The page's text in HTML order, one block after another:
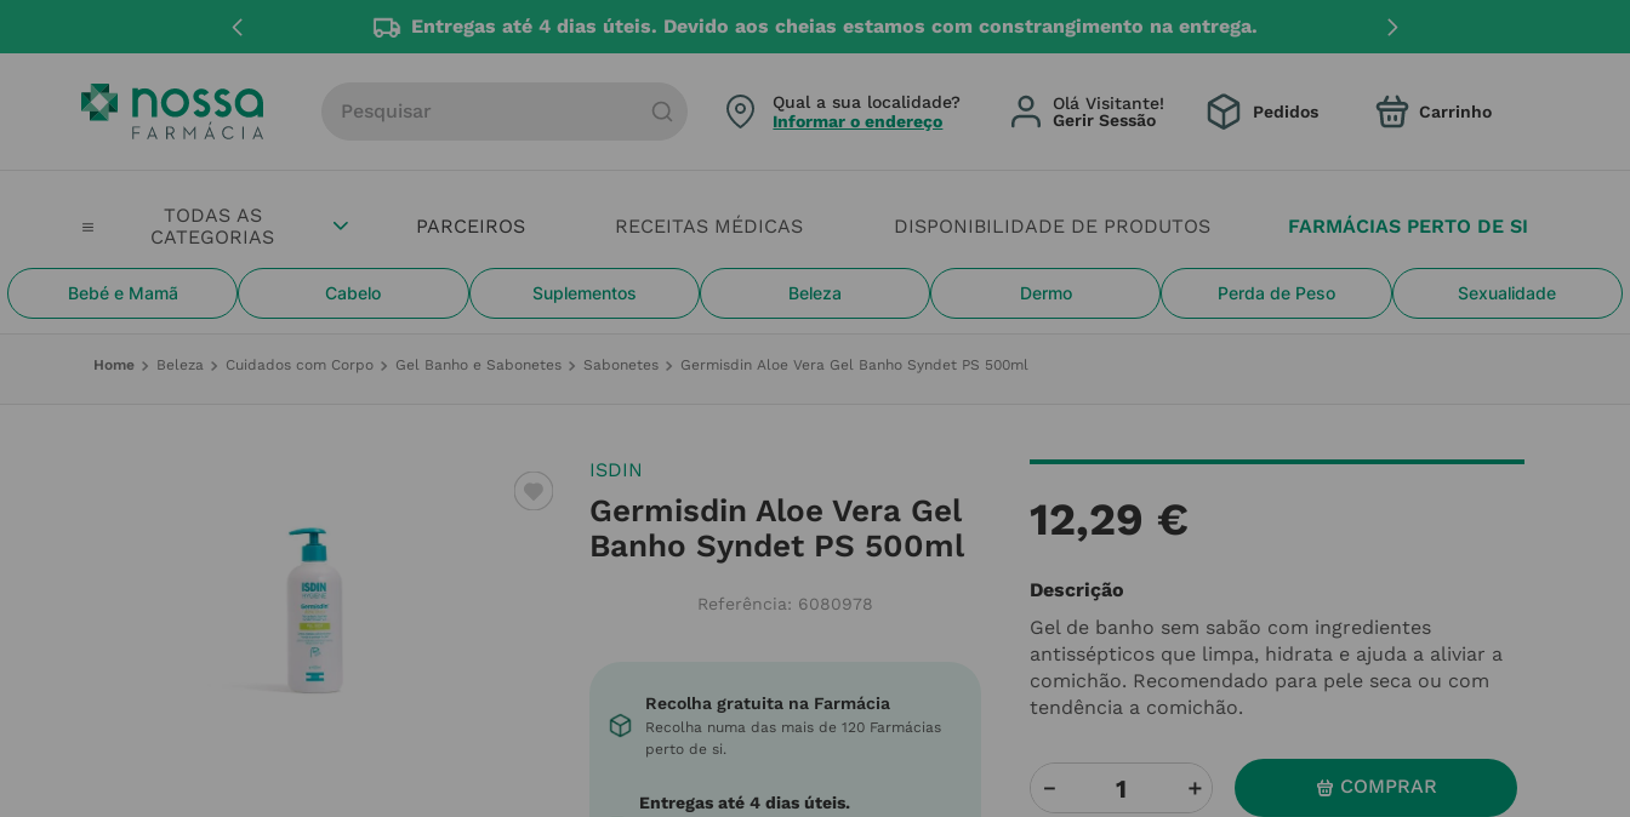
Entregas até 4 dias úteis. Devido aos cheias estamos com constrangimento na entrega.
PARCEIROS RECEITAS MÉDICAS DISPONIBILIDADE DE PRODUTOS FARMÁCIAS PERTO DE SI
Bebé e Mamã Cabelo Suplementos Beleza Dermo Perda de Peso Sexualidade
Qual a sua localidade?
Informar o endereço
Olá Visitante! Pedidos
Beleza Cuidados com Corpo Gel Banho e Sabonetes Sabonetes Germisdin Aloe Vera Gel Banho Syndet PS 500ml
ISDIN
Germisdin Aloe Vera Gel
Banho Syndet PS 500ml
Referência: 6080978
Recolha gratuita na Farmácia
Recolha numa das mais de 120 Farmácias
perto de si.
Entregas até 4 dias úteis.
12,29 €
Descrição
Gel de banho sem sabão com ingredientes
antissépticos que limpa, hidrata e ajuda a aliviar a
comichão. Recomendado para pele seca ou com
tendência a comichão.
＋
－ COMPRAR